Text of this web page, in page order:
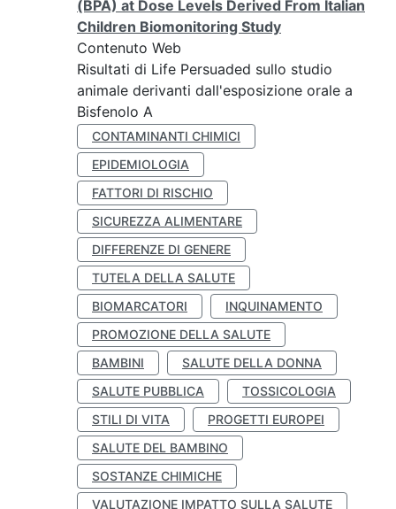
(BPA) at Dose Levels Derived From Italian
Children Biomonitoring Study
Contenuto Web
Risultati di Life Persuaded sullo studio
animale derivanti dall'esposizione orale a
Bisfenolo A
CONTAMINANTI CHIMICI
EPIDEMIOLOGIA
FATTORI DI RISCHIO
SICUREZZA ALIMENTARE
DIFFERENZE DI GENERE
TUTELA DELLA SALUTE
BIOMARCATORI
INQUINAMENTO
PROMOZIONE DELLA SALUTE
BAMBINI
SALUTE DELLA DONNA
SALUTE PUBBLICA
TOSSICOLOGIA
STILI DI VITA
PROGETTI EUROPEI
SALUTE DEL BAMBINO
SOSTANZE CHIMICHE
VALUTAZIONE IMPATTO SULLA SALUTE